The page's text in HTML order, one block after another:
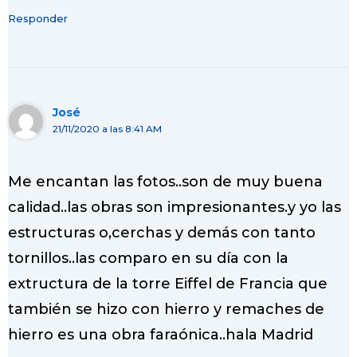
Responder
José
21/11/2020 a las 8:41 AM
Me encantan las fotos..son de muy buena
calidad..las obras son impresionantes.y yo las
estructuras o,cerchas y demás con tanto
tornillos..las comparo en su día con la
extructura de la torre Eiffel de Francia que
también se hizo con hierro y remaches de
hierro es una obra faraónica..hala Madrid